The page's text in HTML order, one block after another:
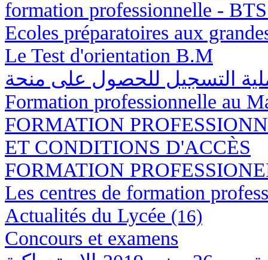
formation professionnelle -
Ecoles préparatoires aux
Le Test d'orientation B.M
التسجيل للحصول على منحة
Formation professionnelle au
FORMATION
ET CONDITIONS D'ACCÈS
FORMATION
Les centres de formation
Actualités du Lycée (16)
Concours et examens